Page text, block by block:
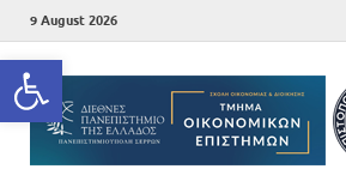
Open toolbar
9 August 2026